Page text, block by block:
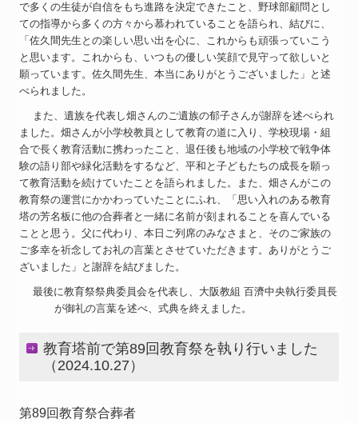
で多くの生徒が自信をもち進路を決定できたこと、野球部顧問とし
ての指導から多くの方々から慕われていることを語られ、結びに、
「佐久間先生との楽しい思い出を心に、これからも頑張っていこう
と思います。これからも、いつもの優しい笑顔で見守って欲しいと
願っています。佐久間先生、本当にありがとうございました」と述
べられました。
また、遺族を代表し畑さんのご遺族の郁子さんが謝辞を述べられ
ました。畑さんが小学校教員として教育の道に入り、学校現場・組
合で長く教育活動に携わったこと、退任後も地域の小学校で戦争体
験の語り部や緑化活動をするなど、平和と子どもたちの成長を願っ
て教育活動を続けていたことを語られました。また、畑さんがこの
教育祭の運営にかかわっていたことにふれ、「思い入れのある教育
塔の芳名板に他の合葬者と一緒に名前が刻まれることを喜んでいる
ことと思う。父に代わり、本日ご列席のみなさまと、そのご家族の
ご多幸を祈念してお礼の言葉とさせていただきます。ありがとうご
ざいました」と謝辞を結びました。
最後に教育祭祭典委員会を代表し、大阪教組 百濟中央執行委員長
が御礼の言葉を述べ、式典を終えました。
教育塔前で第89回教育祭を執り行いました
（2024.10.27）
第89回教育祭合葬者